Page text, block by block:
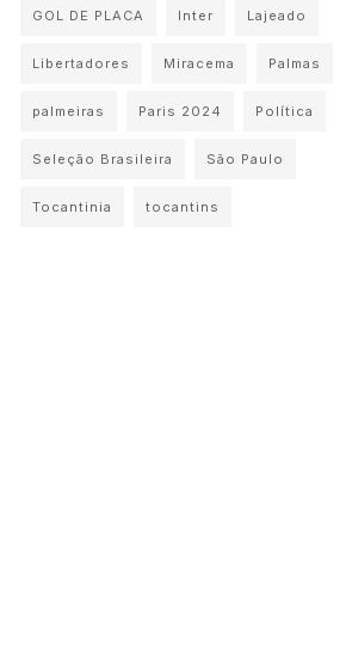
GOL DE PLACA Inter Lajeado
Libertadores Miracema Palmas
palmeiras Paris 2024 Política
Seleção Brasileira São Paulo
Tocantinia tocantins